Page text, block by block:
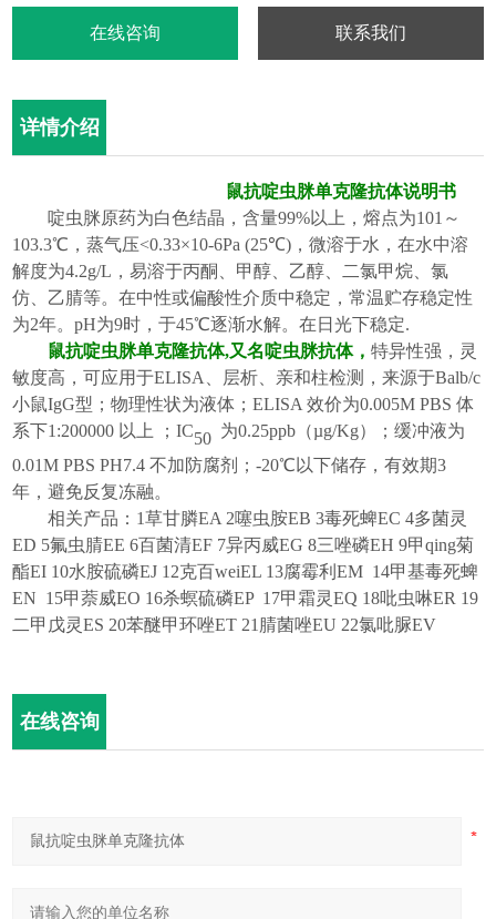
在线咨询 联系我们
详情介绍
鼠抗啶虫脒单克隆抗体说明书
啶虫脒原药为白色结晶，含量99%以上，熔点为101～
103.3℃，蒸气压<0.33×10-6Pa (25℃)，微溶于水，在水中溶
解度为4.2g/L，易溶于丙酮、甲醇、乙醇、二氯甲烷、氯
仿、乙腈等。在中性或偏酸性介质中稳定，常温贮存稳定性
为2年。pH为9时，于45℃逐渐水解。在日光下稳定.
鼠抗啶虫脒单克隆抗体,又名 啶虫脒抗体，特异性强，灵
敏度高，可应用于ELISA、层析、亲和柱检测，来源于Balb/c
小鼠IgG型；物理性状为液体 ；ELISA 效价为0.005M PBS 体
系下1:200000 以上 ；IC50 为0.25ppb（µg/Kg） ；缓冲液为
0.01M PBS PH7.4 不加防腐剂
；-20℃以下储存，有效期3
年，避免反复冻融。
相关产品 ： 1草甘膦EA 2噻虫胺EB 3毒死蜱EC 4多菌灵
ED 5氟虫腈EE 6百菌清EF 7异丙威EG 8三唑磷EH 9甲qing菊
酯EI 10水胺硫磷EJ 12克百weiEL 13腐霉利EM 14甲基毒死蜱
EN 15甲萘威EO 16杀螟硫磷EP 17甲霜灵EQ 18吡虫啉ER 19
二甲戊灵ES 20苯醚甲环唑ET 21腈菌唑EU 22氯吡脲EV
在线咨询